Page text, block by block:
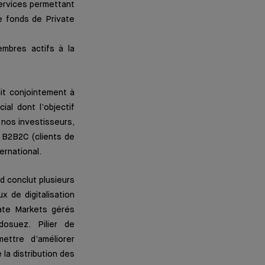
permettant
fonds de Private
actifs à la
conjointement à
dont l’objectif
investisseurs,
(clients de
conclut plusieurs
de digitalisation
Markets gérés
Pilier de
d’améliorer
la distribution des